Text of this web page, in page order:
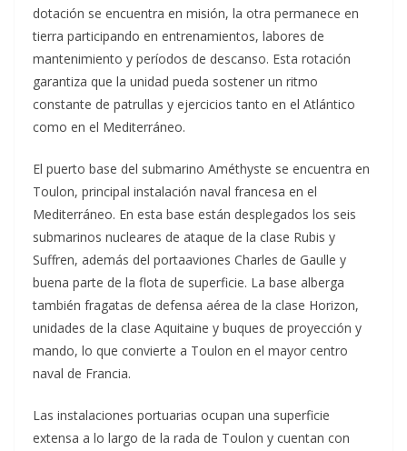
dotación se encuentra en misión, la otra permanece en
tierra participando en entrenamientos, labores de
mantenimiento y períodos de descanso. Esta rotación
garantiza que la unidad pueda sostener un ritmo
constante de patrullas y ejercicios tanto en el Atlántico
como en el Mediterráneo.
El puerto base del submarino Améthyste se encuentra en
Toulon, principal instalación naval francesa en el
Mediterráneo. En esta base están desplegados los seis
submarinos nucleares de ataque de la clase Rubis y
Suffren, además del portaaviones Charles de Gaulle y
buena parte de la flota de superficie. La base alberga
también fragatas de defensa aérea de la clase Horizon,
unidades de la clase Aquitaine y buques de proyección y
mando, lo que convierte a Toulon en el mayor centro
naval de Francia.
Las instalaciones portuarias ocupan una superficie
extensa a lo largo de la rada de Toulon y cuentan con